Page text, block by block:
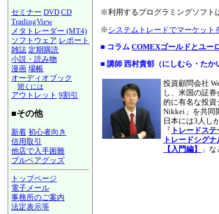
セミナー DVD CD
TradingView
メタトレーダー (MT4)
ソフトウェア レポート
雑誌 定期購読
小説・読み物
漫画 場帳
オーディオブック
聞くには
アウトレット 9割引
■その他
新着 初心者向き
信用取引
他店で入手困難
ブルベアグッズ
トップページ
電子メール
事務所のご案内
法定表示等
※利用するプログラミングソフト
※ システムトレードでマーケット
■ コラム COMEXゴールドとユー
■ 講師 西村貴郁（にしむら・たか
投資顧問会社
し、米国の証
的に有名な投資
Nikkei」を共同
日本には3人し
『 トレードス
トレードシグナ
【入門編】
」な